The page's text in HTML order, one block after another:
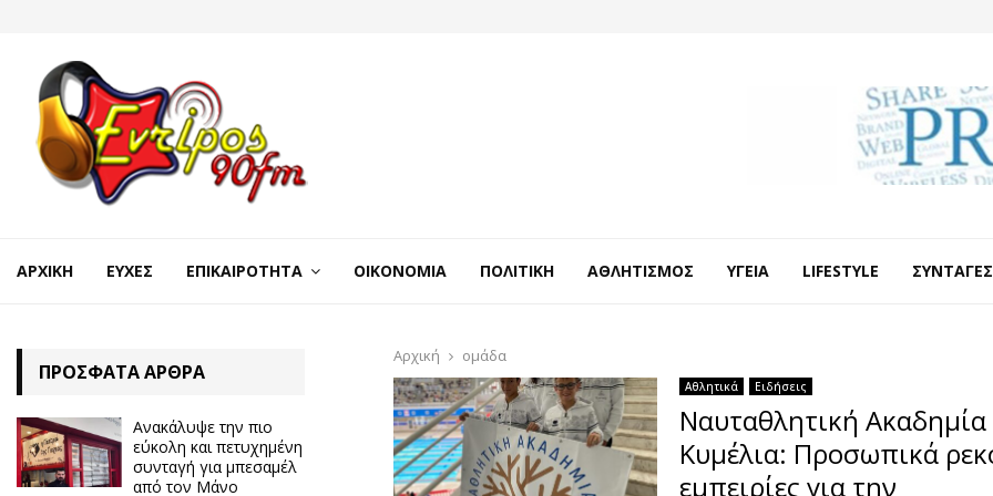
ΑΡΧΙΚΉ ΕΥΧΈΣ ΕΠΙΚΑΙΡΌΤΗΤΑ ΟΙΚΟΝΟΜΊΑ ΠΟΛΙΤΙΚΉ ΑΘΛΗΤΙΣΜΌΣ ΥΓΕΊΑ LIFESTYLE ΣΥΝΤΑΓΈΣ
Αρχική ομάδα
Αθλητικά Ειδήσεις
Ναυταθλητική Ακαδημία
Κυμέλια: Προσωπικά
εμπειρίες για την
ΠΡΌΣΦΑΤΑ ΆΡΘΡΑ
Ανακάλυψε την πιο
εύκολη και πετυχημένη
συνταγή για μπεσαμέλ
από τον Μάνο